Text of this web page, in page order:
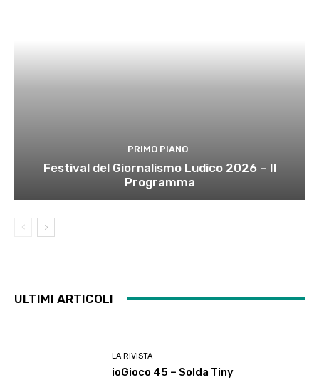
PRIMO PIANO
Festival del Giornalismo Ludico 2026 – Il
Programma
ULTIMI ARTICOLI
LA RIVISTA
ioGioco 45 – Solda Tiny